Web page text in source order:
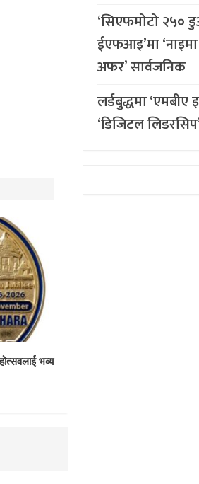
भव्य
‘सिएफमोटो २५०
ईएफआइ’मा
अफर’ सार्वजनिक
लर्डबुद्धमा
‘डिजिटल